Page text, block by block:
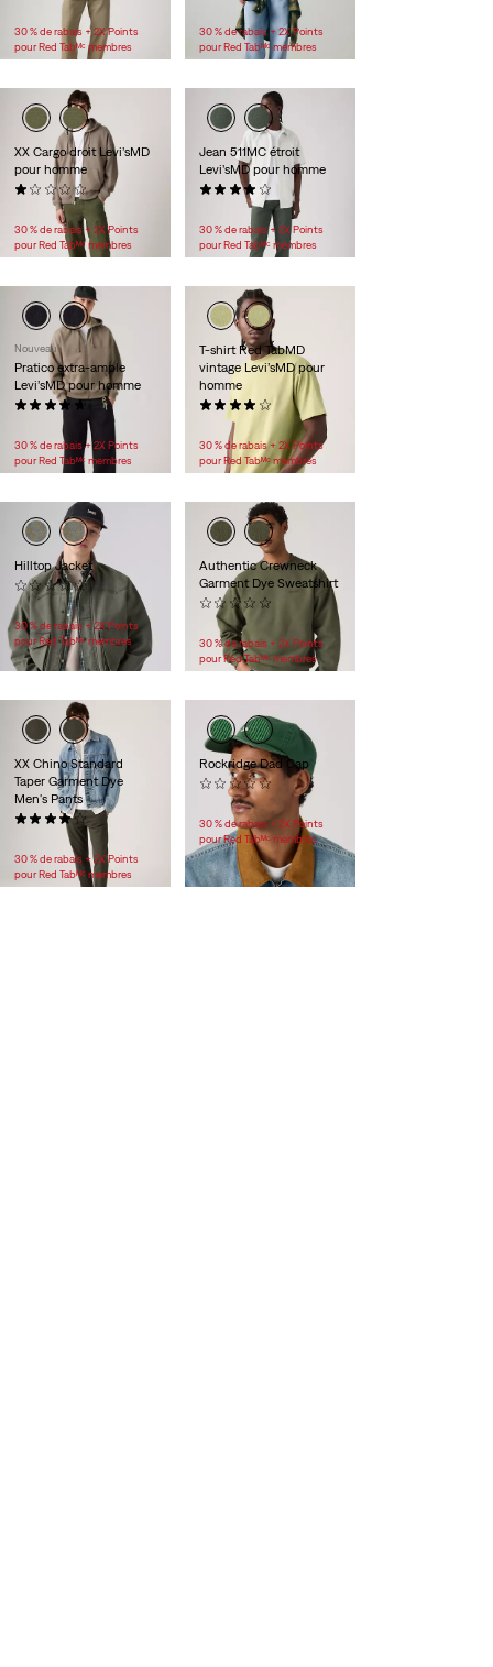
30 % de rabais + 2X Points
pour Red Tabᴹᶜ membres
40,00 $
30 % de rabais + 2X Points
pour Red Tabᴹᶜ membres
XX Cargo droit Levi’sMD
pour homme
(1)
89,95 $
30 % de rabais + 2X Points
pour Red Tabᴹᶜ membres
Jean 511MC étroit
Levi’sMD pour homme
(80)
30 % de rabais + 2X Points
pour Red Tabᴹᶜ membres
Nouveau!
Pratico extra-ample
Levi’sMD pour homme
(20)
30 % de rabais + 2X Points
pour Red Tabᴹᶜ membres
T-shirt Red TabMD
vintage Levi’sMD pour
homme
(43)
35,00 $
30 % de rabais + 2X Points
pour Red Tabᴹᶜ membres
Hilltop Jacket
(0)
118,00 $
30 % de rabais + 2X Points
pour Red Tabᴹᶜ membres
Authentic Crewneck
Garment Dye Sweatshirt
74,95 $
30 % de rabais + 2X Points
pour Red Tabᴹᶜ membres
XX Chino Standard
Taper Garment Dye
Men's Pants
(57)
30 % de rabais + 2X Points
pour Red Tabᴹᶜ membres
Rockridge Dad Cap
40,00 $
30 % de rabais + 2X Points
pour Red Tabᴹᶜ membres